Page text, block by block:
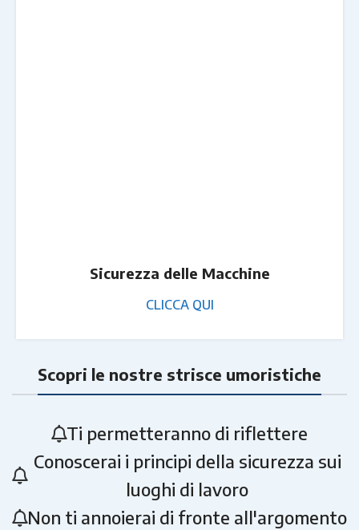
Sicurezza delle Macchine
CLICCA QUI
Scopri le nostre strisce umoristiche
Ti permetteranno di riflettere
Conoscerai i principi della sicurezza sui
luoghi di lavoro
Non ti annoierai di fronte all'argomento